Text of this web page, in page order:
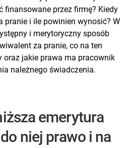
finansowane przez firmę? Kiedy
pranie i ile powinien wynosić? W
i merytoryczny sposób
za pranie, co na ten
oraz jakie prawa ma pracownik
należnego świadczenia.
emerytura
niej prawo i na